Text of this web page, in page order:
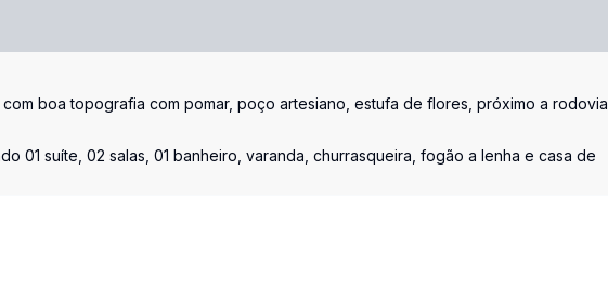
boa topografia com pomar, poço artesiano, estufa de flores, próximo a rodovia
01 suíte, 02 salas, 01 banheiro, varanda, churrasqueira, fogão a lenha e casa de